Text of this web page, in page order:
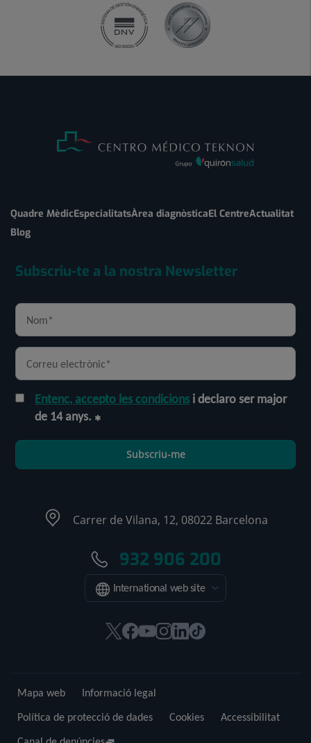
Quadre MèdicEspecialitatsÀrea diagnòsticaEl CentreActualitat
Blog
Subscriu-te a la nostra Newsletter
Entenc, accepto les condicions i declaro ser major
de 14 anys.
Subscriu-me
Carrer de Vilana, 12, 08022 Barcelona
932 906 200
International web site
Aquest
una
finestra
Aquest
una
finestra
Aquest
una
finestra
Aquest
finestra
Aquest
finestra
Enllaç
Mapa web
Informació legal
Política de protecció de dades
Cookies
Accessibilitat